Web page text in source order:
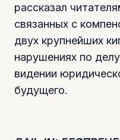
рассказал
связанных с
двух крупнейших
нарушениях по
видении
будущего.